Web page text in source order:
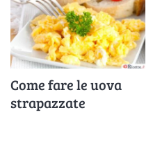
Come fare le uova
strapazzate